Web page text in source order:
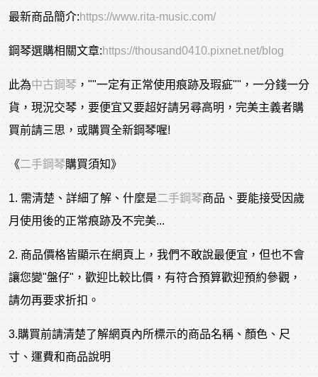
最新商品簡介:https://www.rita-music.com/
鋼琴選購相關文章:https://thousand0410.pixnet.net/blog
此為中古鋼琴 ，""一定有正常使用痕跡及瑕疵""，一分錢一分
貨，現況交琴，要便宜又要超好請另尋高明，完美主義者購
買前請三思，或購買全新鋼琴喔!
《二手鋼琴購買須知》
1. 需清楚、詳細了解、什麼是二手鋼琴商品、要能接受因歲
月使用後的正常痕跡及不完美...
2. 商品價格皆顯示在網頁上，我們不敢說最便宜，但也不會
讓您變"盤仔"，歡迎比較比價，有符合預算歡迎預約參觀，
請勿再要求折扣。
3.購買前請清楚了解網頁內所標示的商品名稱、顏色、尺
寸、運費和商品說明